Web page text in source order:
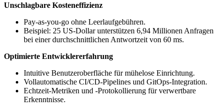
Unschlagbare Kosteneffizienz
Pay-as-you-go ohne Leerlaufgebühren.
Beispiel: 25 US-Dollar unterstützen 6,94 Millionen Anfragen
bei einer durchschnittlichen Antwortzeit von 60 ms.
Optimierte Entwicklererfahrung
Intuitive Benutzeroberfläche für mühelose Einrichtung.
Vollautomatische CI/CD-Pipelines und GitOps-Integration.
Echtzeit-Metriken und -Protokollierung für verwertbare
Erkenntnisse.